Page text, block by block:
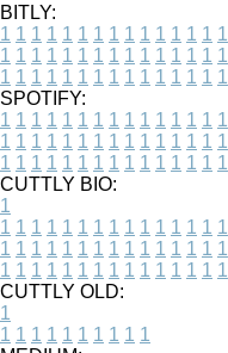
BITLY:
1 1 1 1 1 1 1 1 1 1 1 1 1 1 1
1 1 1 1 1 1 1 1 1 1 1 1 1 1 1
1 1 1 1 1 1 1 1 1 1 1 1 1 1 1
SPOTIFY:
1 1 1 1 1 1 1 1 1 1 1 1 1 1 1
1 1 1 1 1 1 1 1 1 1 1 1 1 1 1
1 1 1 1 1 1 1 1 1 1 1 1 1 1 1
CUTTLY BIO:
1
1 1 1 1 1 1 1 1 1 1 1 1 1 1 1
1 1 1 1 1 1 1 1 1 1 1 1 1 1 1
1 1 1 1 1 1 1 1 1 1 1 1 1 1 1
CUTTLY OLD:
1
1 1 1 1 1 1 1 1 1 1